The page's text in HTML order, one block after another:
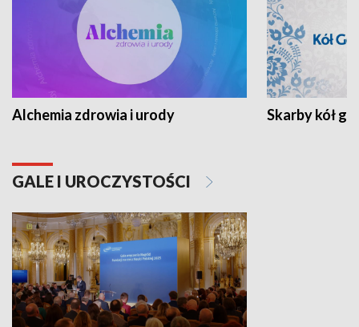
Alchemia zdrowia i urody Skarby kół
GALE I UROCZYSTOŚCI